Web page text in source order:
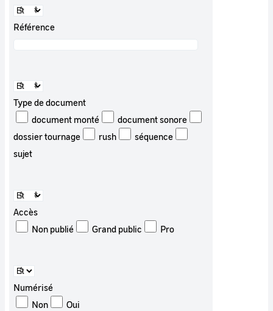
Référence
Type de document
document monté
document sonore
dossier tournage
rush
séquence
sujet
Accès
Non publié
Grand public Pro
Numérisé
Non
Oui